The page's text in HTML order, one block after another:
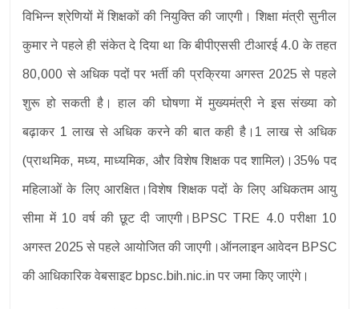
विभिन्न श्रेणियों में शिक्षकों की नियुक्ति की जाएगी। शिक्षा मंत्री सुनील
कुमार ने पहले ही संकेत दे दिया था कि बीपीएससी टीआरई 4.0 के तहत
80,000 से अधिक पदों पर भर्ती की प्रक्रिया अगस्त 2025 से पहले
शुरू हो सकती है। हाल की घोषणा में मुख्यमंत्री ने इस संख्या को
बढ़ाकर 1 लाख से अधिक करने की बात कही है।1 लाख से अधिक
(प्राथमिक, मध्य, माध्यमिक, और विशेष शिक्षक पद शामिल)।35% पद
महिलाओं के लिए आरक्षित।विशेष शिक्षक पदों के लिए अधिकतम आयु
सीमा में 10 वर्ष की छूट दी जाएगी।BPSC TRE 4.0 परीक्षा 10
अगस्त 2025 से पहले आयोजित की जाएगी।ऑनलाइन आवेदन BPSC
की आधिकारिक वेबसाइट bpsc.bih.nic.in पर जमा किए जाएंगे।